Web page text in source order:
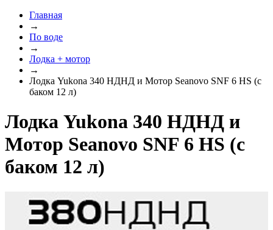
Главная
→
По воде
→
Лодка + мотор
→
Лодка Yukona 340 НДНД и Мотор Seanovo SNF 6 HS (с
баком 12 л)
Лодка Yukona 340 НДНД и
Мотор Seanovo SNF 6 HS (с
баком 12 л)